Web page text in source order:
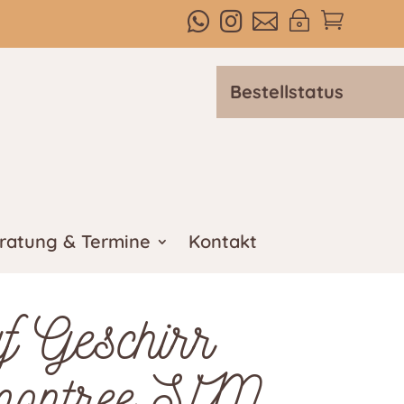

~



Bestellstatus
& Termine Kontakt
Geschirr